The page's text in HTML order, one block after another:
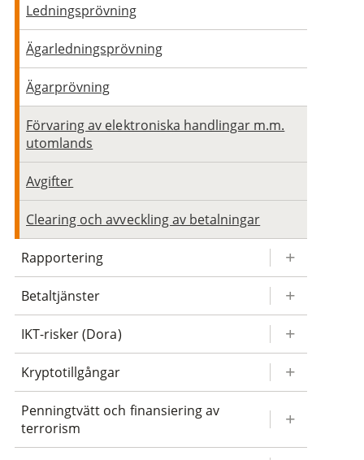
Ledningsprövning
Ägarledningsprövning
Ägarprövning
Förvaring av elektroniska handlingar m.m.
utomlands
Avgifter
Clearing och avveckling av betalningar
Rapportering
Betaltjänster
IKT-risker (Dora)
Kryptotillgångar
Penningtvätt och finansiering av
terrorism